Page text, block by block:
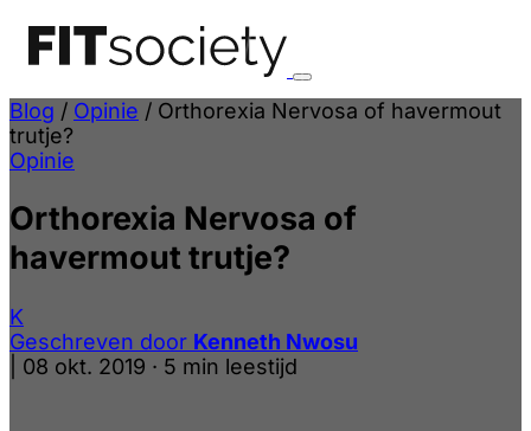
Blog / Opinie / Orthorexia Nervosa of havermout
trutje?
Opinie
Orthorexia Nervosa of
havermout trutje?
K
Geschreven door Kenneth Nwosu
08 okt. 2019 · 5 min leestijd